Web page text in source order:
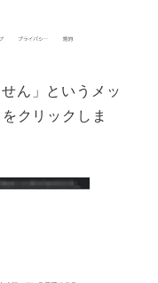
ん」というメッ
をクリックしま